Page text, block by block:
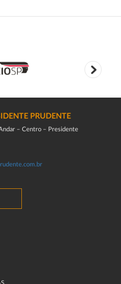
PRUDENTE
– Centro – Presidente